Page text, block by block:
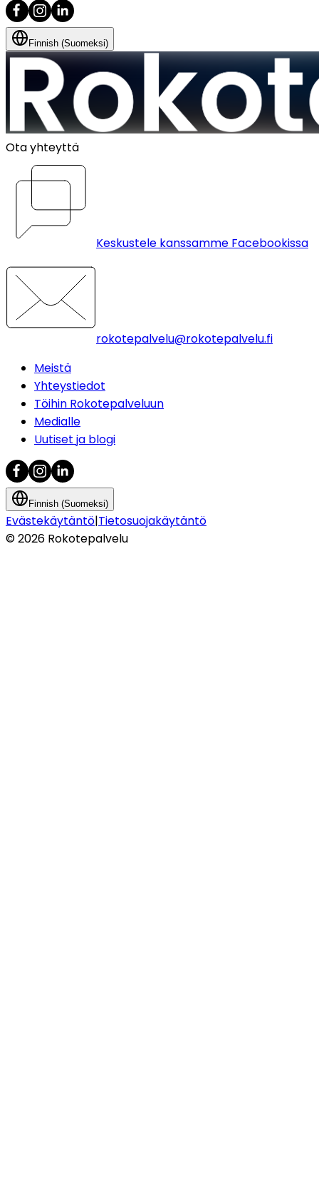
Finnish (Suomeksi)
Ota yhteyttä
Keskustele kanssamme Facebookissa
rokotepalvelu@rokotepalvelu.fi
Meistä
Yhteystiedot
Töihin Rokotepalveluun
Medialle
Uutiset ja blogi
Finnish (Suomeksi)
Evästekäytäntö|Tietosuojakäytäntö
©2026 Rokotepalvelu